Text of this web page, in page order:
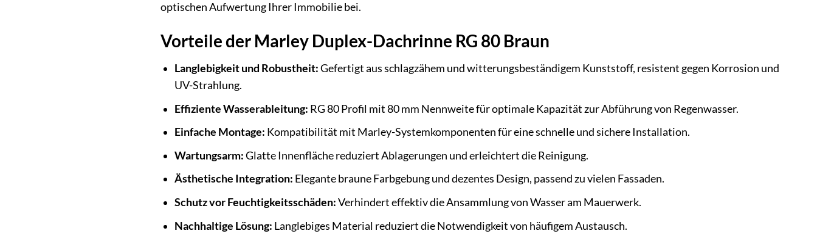
optischen Aufwertung Ihrer Immobilie bei.
Vorteile der Marley Duplex-Dachrinne RG 80 Braun
Langlebigkeit und Robustheit:Gefertigt aus schlagzähem und witterungsbeständigem Kunststoff, resistent gegen Korrosion und
UV-Strahlung.
Effiziente Wasserableitung: RG 80 Profil mit 80 mm Nennweite für optimale Kapazität zur Abführung von Regenwasser.
Einfache Montage: Kompatibilität mit Marley-Systemkomponenten für eine schnelle und sichere Installation.
Wartungsarm:Glatte Innenfläche reduziert Ablagerungen und erleichtert die Reinigung.
Ästhetische Integration: Elegante braune Farbgebung und dezentes Design, passend zu vielen Fassaden.
Schutz vor Feuchtigkeitsschäden:Verhindert effektiv die Ansammlung von Wasser am Mauerwerk.
Nachhaltige Lösung: Langlebiges Material reduziert die Notwendigkeit von häufigem Austausch.